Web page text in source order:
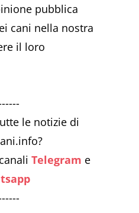
pubblica
cani nella nostra
il loro
le notizie di
Telegram e